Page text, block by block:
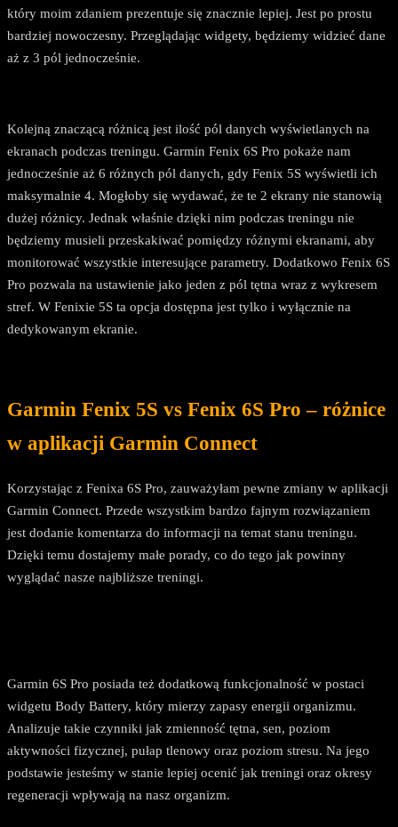
który moim zdaniem prezentuje się znacznie lepiej. Jest po prostu
bardziej nowoczesny. Przeglądając widgety, będziemy widzieć dane
aż z 3 pól jednocześnie.
Kolejną znaczącą różnicą jest ilość pól danych wyświetlanych na
ekranach podczas treningu. Garmin Fenix 6S Pro pokaże nam
jednocześnie aż 6 różnych pól danych, gdy Fenix 5S wyświetli ich
maksymalnie 4. Mogłoby się wydawać, że te 2 ekrany nie stanowią
dużej różnicy. Jednak właśnie dzięki nim podczas treningu nie
będziemy musieli przeskakiwać pomiędzy różnymi ekranami, aby
monitorować wszystkie interesujące parametry. Dodatkowo Fenix 6S
Pro pozwala na ustawienie jako jeden z pól tętna wraz z wykresem
stref. W Fenixie 5S ta opcja dostępna jest tylko i wyłącznie na
dedykowanym ekranie.
Garmin Fenix 5S vs Fenix 6S Pro – różnice
w aplikacji Garmin Connect
Korzystając z Fenixa 6S Pro, zauważyłam pewne zmiany w aplikacji
Garmin Connect. Przede wszystkim bardzo fajnym rozwiązaniem
jest dodanie komentarza do informacji na temat stanu treningu.
Dzięki temu dostajemy małe porady, co do tego jak powinny
wyglądać nasze najbliższe treningi.
Garmin 6S Pro posiada też dodatkową funkcjonalność w postaci
widgetu Body Battery, który mierzy zapasy energii organizmu.
Analizuje takie czynniki jak zmienność tętna, sen, poziom
aktywności fizycznej, pułap tlenowy oraz poziom stresu. Na jego
podstawie jesteśmy w stanie lepiej ocenić jak treningi oraz okresy
regeneracji wpływają na nasz organizm.